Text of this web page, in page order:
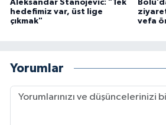
Aleksandar Stanojevic: "Tek
hedefimiz var, üst lige
çıkmak"
vefa
Yorumlar